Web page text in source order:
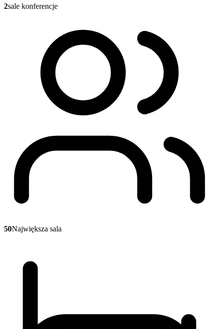
2sale konferencje
50Największa sala